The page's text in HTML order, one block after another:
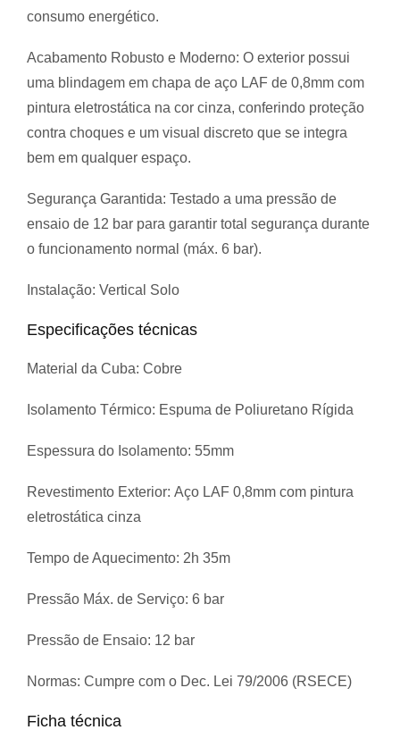
consumo energético.
Acabamento Robusto e Moderno: O exterior possui
uma blindagem em chapa de aço LAF de 0,8mm com
pintura eletrostática na cor cinza, conferindo proteção
contra choques e um visual discreto que se integra
bem em qualquer espaço.
Segurança Garantida: Testado a uma pressão de
ensaio de 12 bar para garantir total segurança durante
o funcionamento normal (máx. 6 bar).
Instalação: Vertical Solo
Especificações técnicas
Material da Cuba: Cobre
Isolamento Térmico: Espuma de Poliuretano Rígida
Espessura do Isolamento: 55mm
Revestimento Exterior: Aço LAF 0,8mm com pintura
eletrostática cinza
Tempo de Aquecimento: 2h 35m
Pressão Máx. de Serviço: 6 bar
Pressão de Ensaio: 12 bar
Normas: Cumpre com o Dec. Lei 79/2006 (RSECE)
Ficha técnica